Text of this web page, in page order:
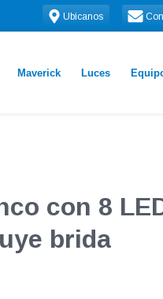
Ubícanos
Maverick Luces
con 8
brida